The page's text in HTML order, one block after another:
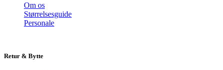
Om os
Størrelsesguide
Personale
Retur & Bytte